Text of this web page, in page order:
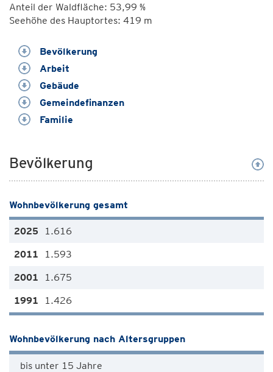
Anteil der Waldfläche: 53,99 %
Seehöhe des Hauptortes: 419 m
Bevölkerung
Arbeit
Gebäude
Gemeindefinanzen
Familie
Bevölkerung
Wohnbevölkerung gesamt
1.616
1.593
1.675
1.426
Wohnbevölkerung nach Altersgruppen
bis unter 15 Jahre